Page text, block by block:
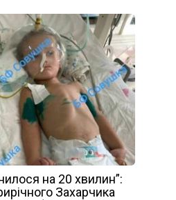
на 20 хвилин”:
Захарчика